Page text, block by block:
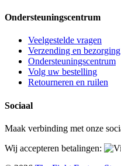
Ondersteuningscentrum
Veelgestelde vragen
Verzending en bezorging
Ondersteuningscentrum
Volg uw bestelling
Retourneren en ruilen
Sociaal
Maak verbinding met onze
Wij accepteren betalingen: